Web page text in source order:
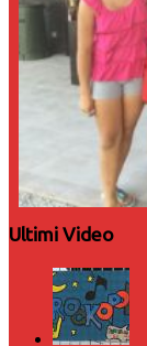
Ultimi Video